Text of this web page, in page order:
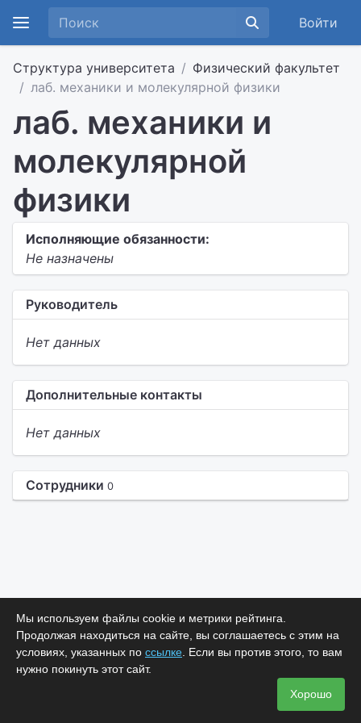
Войти
Структура университета
Физический факультет
лаб. механики и молекулярной физики
лаб. механики и
молекулярной
физики
Исполняющие обязанности:
Не назначены
Руководитель
Нет данных
Дополнительные контакты
Нет данных
Сотрудники 0
Мы используем файлы cookie и метрики рейтинга.
Продолжая находиться на сайте, вы соглашаетесь с этим на
условиях, указанных по ссылке . Если вы против этого, то вам
нужно покинуть этот сайт.
Хорошо